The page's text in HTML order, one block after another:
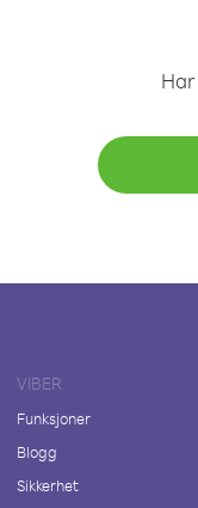
VIBER
Funksjoner
Blogg
Sikkerhet